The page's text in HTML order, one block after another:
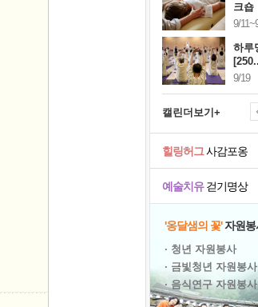
크숍
9/
하루
[250..
9/19
캘린더보기+
예술치유걷기명상
힐링허그사감포옹
'옹달샘의 꽃'자원봉
· 청년 자원봉사
· 금빛청년 자원봉사
· 음식연구 자원봉사